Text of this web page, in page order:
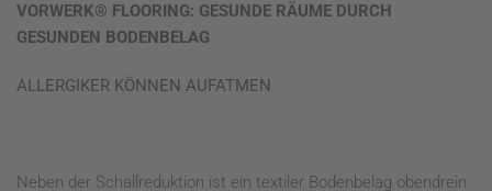
VORWERK® FLOORING: GESUNDE RÄUME DURCH
GESUNDEN BODENBELAG
ALLERGIKER KÖNNEN AUFATMEN
Neben der Schallreduktion ist ein textiler Bodenbelag obendrein